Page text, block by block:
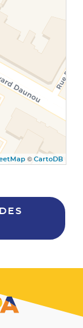
© CartoDB